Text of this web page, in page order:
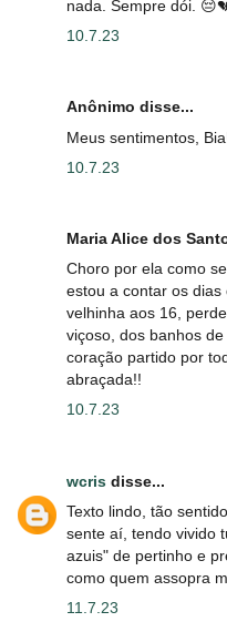
nada. Sempre dói.
10.7.23
Anônimo disse...
Meus sentimentos,
10.7.23
Maria Alice dos
Choro por ela como
estou a contar os
velhinha aos 16,
viçoso, dos banhos
coração partido por
abraçada!!
10.7.23
wcris disse...
Texto lindo, tão
sente aí, tendo vivido
azuis" de pertinho e
como quem assopra
11.7.23